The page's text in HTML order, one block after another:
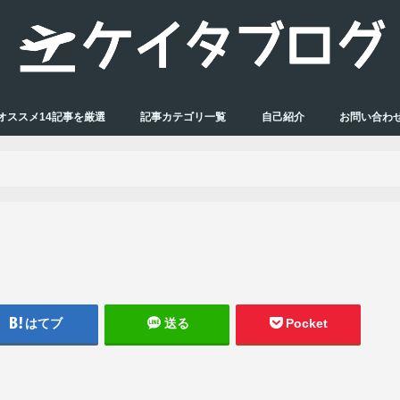
ススメ14記事を厳選 記事カテゴリ一覧 自己紹介 お問い合わ
はてブ 送る Pocket